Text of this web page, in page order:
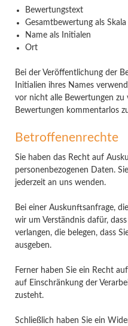
Bewertungstext
Gesamtbewertung als
Name als Initialen
Ort
Bei der Veröffentlichung der
Initialien ihres Names
vor nicht alle Bewertungen
Bewertungen kommentarlos
Betroffenenrechte
Sie haben das Recht auf
personenbezogenen Daten.
jederzeit an uns wenden.
Bei einer Auskunftsanfrage,
wir um Verständnis dafür,
verlangen, die belegen, dass
ausgeben.
Ferner haben Sie ein Recht
auf Einschränkung der
zusteht.
Schließlich haben Sie ein